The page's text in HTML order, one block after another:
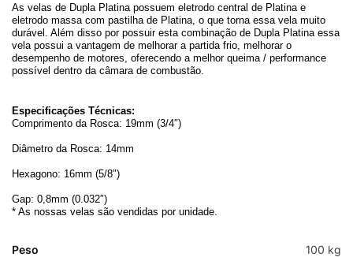
As velas de Dupla Platina possuem eletrodo central de Platina e
eletrodo massa com pastilha de Platina, o que torna essa vela muito
durável. Além disso por possuir esta combinação de Dupla Platina essa
vela possui a vantagem de melhorar a partida frio, melhorar o
desempenho de motores, oferecendo a melhor queima / performance
possível dentro da câmara de combustão.
Especificações Técnicas:
Comprimento da Rosca: 19mm (3/4″)
Diâmetro da Rosca: 14mm
Hexagono: 16mm (5/8″)
Gap: 0,8mm (0.032″)
* As nossas velas são vendidas por unidade.
Peso 100 kg